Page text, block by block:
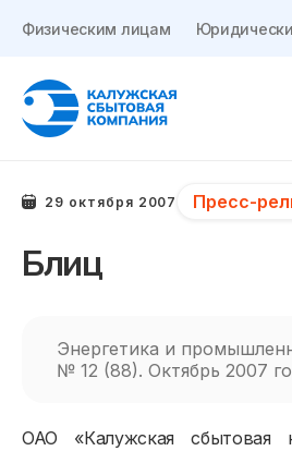
Физическим лицам
29 октября 2007 Пресс-
Блиц
Энергетика и
№ 12 (88). Октябрь 2007
ОАО «Калужская сбытовая